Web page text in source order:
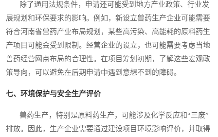
除了通用法规条件，申请还可能受到地方产业政策、行业发
展规划和环保要求的影响。例如，新设立兽药生产企业可能需要
符合河南省兽药产业布局规划，某些高污染、高能耗的原料药生
产项目可能会受到限制。经营企业的设立，也可能需要考虑当地
兽药经营网点布局的合理性。在项目筹划初期，了解这些宏观政
策导向，可以避免在后期申请中遇到意想不到的障碍。
七、环境保护与安全生产评价
兽药生产，特别是原料药生产，可能涉及化学反应和“三废”
排放。因此，生产企业需要通过建设项目环境影响评价，并取得